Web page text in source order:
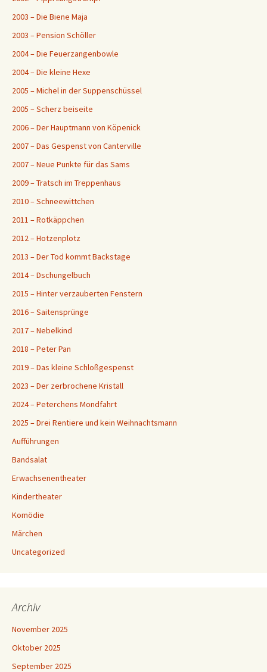
2003 – Die Biene Maja
2003 – Pension Schöller
2004 – Die Feuerzangenbowle
2004 – Die kleine Hexe
2005 – Michel in der Suppenschüssel
2005 – Scherz beiseite
2006 – Der Hauptmann von Köpenick
2007 – Das Gespenst von Canterville
2007 – Neue Punkte für das Sams
2009 – Tratsch im Treppenhaus
2010 – Schneewittchen
2011 – Rotkäppchen
2012 – Hotzenplotz
2013 – Der Tod kommt Backstage
2014 – Dschungelbuch
2015 – Hinter verzauberten Fenstern
2016 – Saitensprünge
2017 – Nebelkind
2018 – Peter Pan
2019 – Das kleine Schloßgespenst
2023 – Der zerbrochene Kristall
2024 – Peterchens Mondfahrt
2025 – Drei Rentiere und kein Weihnachtsmann
Aufführungen
Bandsalat
Erwachsenentheater
Kindertheater
Komödie
Märchen
Uncategorized
Archiv
November 2025
Oktober 2025
September 2025